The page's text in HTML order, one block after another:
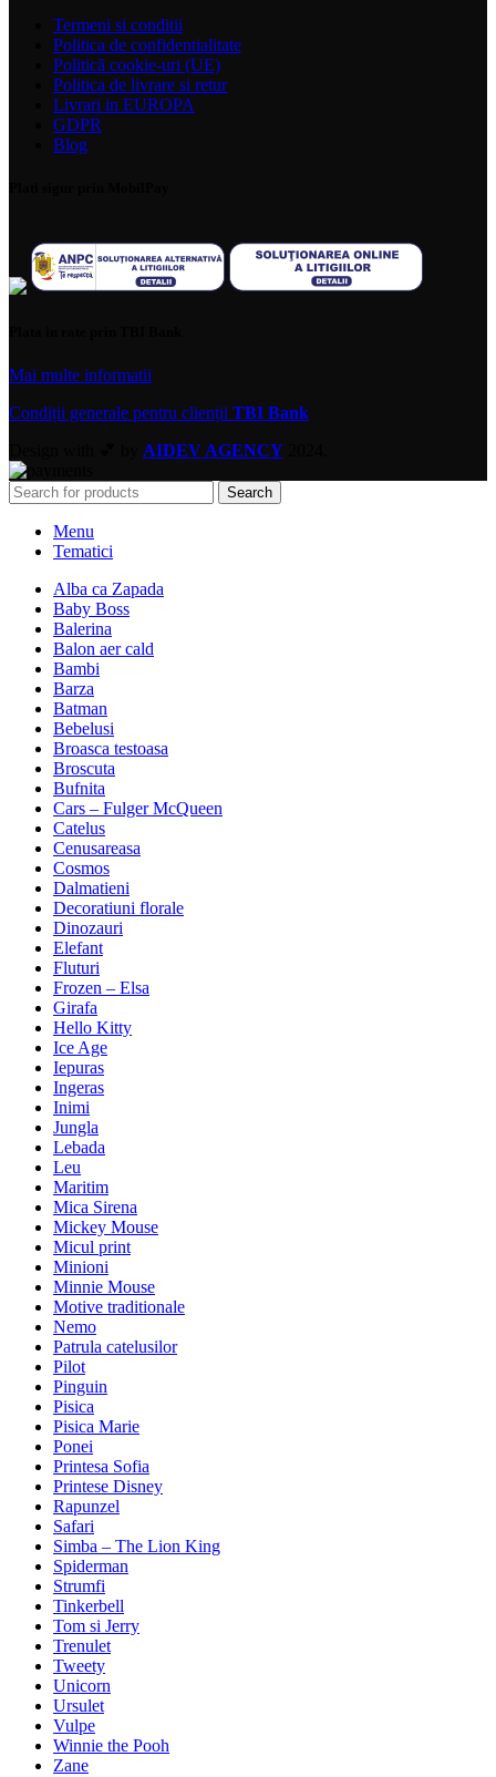
Termeni si conditii
Politica de confidentialitate
Politică cookie-uri (UE)
Politica de livrare si retur
Livrari in EUROPA
GDPR
Blog
Mai multe informatii
Condiții generale pentru clienții TBI Bank
AIDEV AGENCY
Search
Menu
Tematici
Alba ca Zapada
Baby Boss
Balerina
Balon aer cald
Bambi
Barza
Batman
Bebelusi
Broasca testoasa
Broscuta
Bufnita
Cars – Fulger McQueen
Catelus
Cenusareasa
Cosmos
Dalmatieni
Decoratiuni florale
Dinozauri
Elefant
Fluturi
Frozen – Elsa
Girafa
Hello Kitty
Ice Age
Iepuras
Ingeras
Inimi
Jungla
Lebada
Leu
Maritim
Mica Sirena
Mickey Mouse
Micul print
Minioni
Minnie Mouse
Motive traditionale
Nemo
Patrula catelusilor
Pilot
Pinguin
Pisica
Pisica Marie
Ponei
Printesa Sofia
Printese Disney
Rapunzel
Safari
Simba – The Lion King
Spiderman
Strumfi
Tinkerbell
Tom si Jerry
Trenulet
Tweety
Unicorn
Ursulet
Vulpe
Winnie the Pooh
Zane